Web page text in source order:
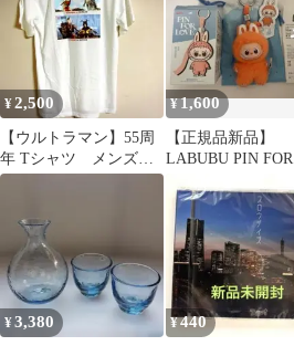
¥2,500
【ウルトラマン】55周
年 Tシャツ メンズM
サイズ
¥1,600
【正規品新品】
LABUBU PIN FOR
¥3,380 ¥440